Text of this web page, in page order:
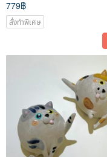
779฿
สั่งทำพิเศษ